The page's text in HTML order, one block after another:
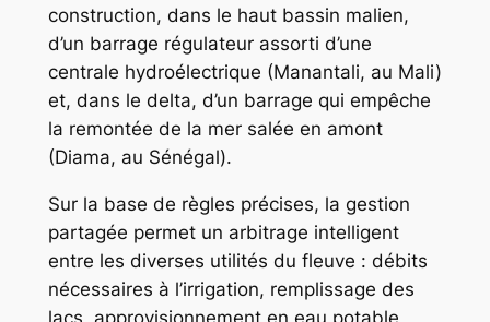
construction, dans le haut bassin malien,
d’un barrage régulateur assorti d’une
centrale hydroélectrique (Manantali, au Mali)
et, dans le delta, d’un barrage qui empêche
la remontée de la mer salée en amont
(Diama, au Sénégal).
Sur la base de règles précises, la gestion
partagée permet un arbitrage intelligent
entre les diverses utilités du fleuve : débits
nécessaires à l’irrigation, remplissage des